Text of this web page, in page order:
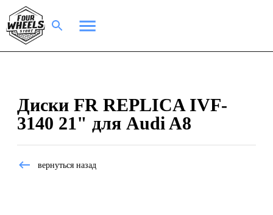
Диски FR REPLICA IVF-
3140 21" для Audi A8
вернуться назад